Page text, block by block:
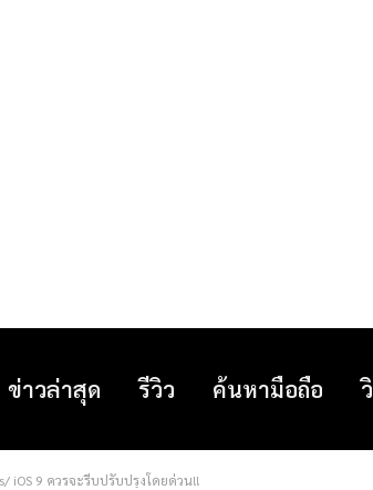
ข่าวล่าสุด รีวิว ค้นหามือถือ
iOS 9 ควรจะรีบปรับปรุงโดยด่วน!!